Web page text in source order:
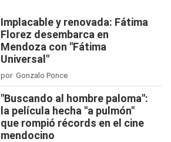
Implacable y renovada: Fátima
Florez desembarca en
Mendoza con "Fátima
Universal"
por Gonzalo Ponce
"Buscando al hombre paloma":
la película hecha "a pulmón"
que rompió récords en el cine
mendocino